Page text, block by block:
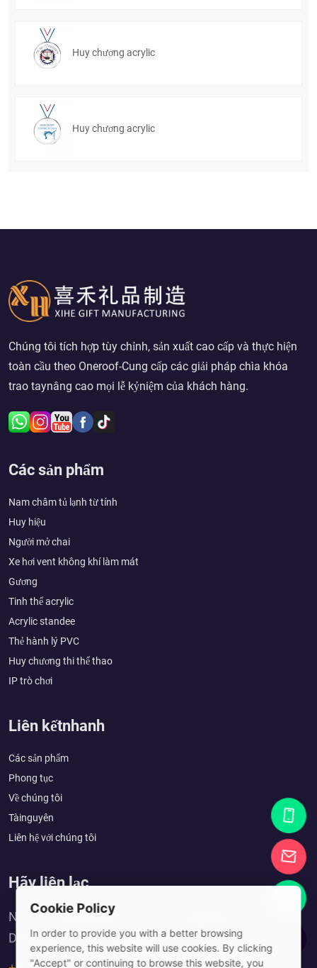
Huy chương acrylic
Huy chương acrylic
Chúng tôi tích hợp tùy chỉnh, sản xuất cao cấp và thực hiện
toàn cầu theo Oneroof-Cung cấp các giải pháp chìa khóa
trao taynâng cao mọi lễ kỷniệm của khách hàng.
Các sản phẩm
Nam châm tủ lạnh từ tính
Huy hiệu
Người mở chai
Xe hơi vent không khí làm mát
Gương
Tinh thể acrylic
Acrylic standee
Thẻ hành lý PVC
Huy chương thi thể thao
IP trò chơi
Liên kếtnhanh
Các sản phẩm
Phong tục
Về chúng tôi
Tàinguyên
Liên hệ với chúng tôi
Hãy liên lạc
No. 10, Xinshuitang 1st Lane, Dongkeng Town,
Dongguan City, Guangdong Province, China
Cookie Policy
In order to provide you with a better browsing
experience, this website will use cookies. By clicking
"Accept" or continuing to browse this website, you